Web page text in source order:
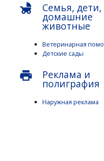
child_friendly Семья, дети,
домашние
животные
Ветеринарная
Детские сады
print Реклама и
полиграфия
Наружная реклама